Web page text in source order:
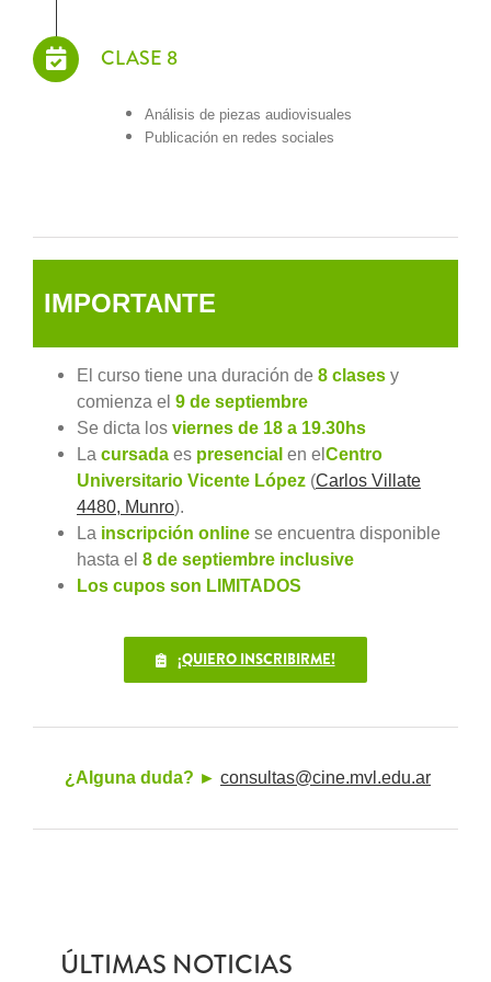
CLASE 8
Análisis de piezas audiovisuales
Publicación en redes sociales
IMPORTANTE
El curso tiene una duración de 8 clases y
comienza el 9 de septiembre
Se dicta losviernes de 18 a 19.30hs
La cursada es presencial en el Centro
Universitario Vicente López (Carlos Villate
4480, Munro).
La inscripción online se encuentra disponible
hasta el 8 de septiembre inclusive
Los cupos son LIMITADOS
¡QUIERO INSCRIBIRME!
¿Alguna duda? ► consultas@cine.mvl.edu.ar
ÚLTIMAS NOTICIAS